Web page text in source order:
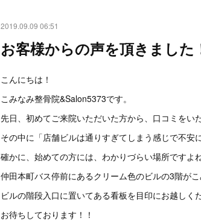
2019.09.09 06:51
お客様からの声を頂きました
こんにちは！
こみなみ整骨院&Salon5373です。
先日、初めてご来院いただいた方から、口コミをい
その中に「店舗ビルは通りすぎてしまう感じで不安
確かに、始めての方には、わかりづらい場所ですよ
仲田本町バス停前にあるクリーム色のビルの3階が
ビルの階段入口に置いてある看板を目印にお越しくだ
お待ちしております！！